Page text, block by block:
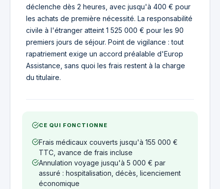
déclenche dès 2 heures, avec jusqu'à 400 € pour
les achats de première nécessité. La responsabilité
civile à l'étranger atteint 1 525 000 € pour les 90
premiers jours de séjour. Point de vigilance : tout
rapatriement exige un accord préalable d'Europ
Assistance, sans quoi les frais restent à la charge
du titulaire.
CE QUI FONCTIONNE
Frais médicaux couverts jusqu'à 155 000 €
TTC, avance de frais incluse
Annulation voyage jusqu'à 5 000 € par
assuré : hospitalisation, décès, licenciement
économique